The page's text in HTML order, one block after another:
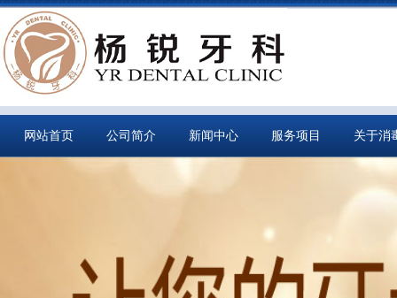
网站首页 公司简介 新闻中心 服务项目 关于消